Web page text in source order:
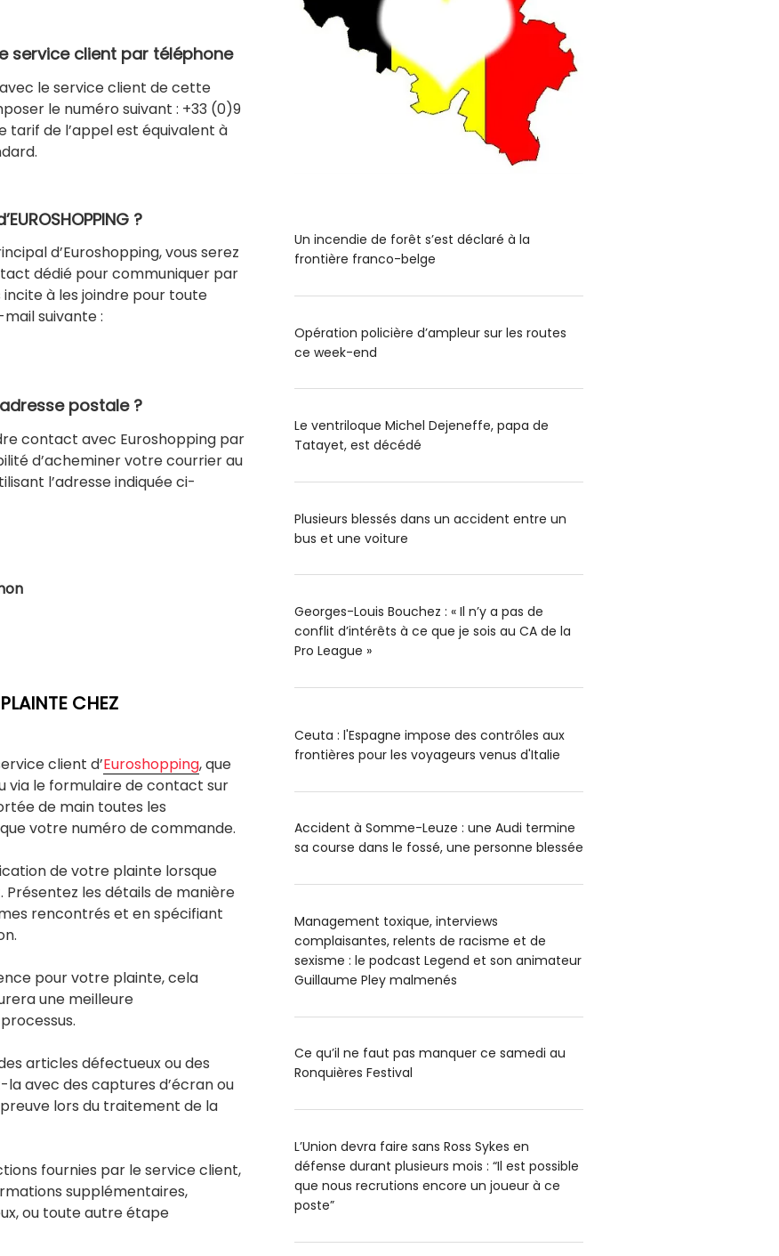
service client par téléphone
le service client de cette
le numéro suivant : +33 (0)9
Le tarif de l’appel est équivalent à
?
d’Euroshopping, vous serez
dédié pour communiquer par
à les joindre pour toute
suivante :
postale ?
contact avec Euroshopping par
d’acheminer votre courrier au
l’adresse indiquée ci-
CHEZ
client d’Euroshopping, que
via le formulaire de contact sur
de main toutes les
votre numéro de commande.
de votre plainte lorsque
les détails de manière
rencontrés et en spécifiant
pour votre plainte, cela
une meilleure
articles défectueux ou des
avec des captures d’écran ou
lors du traitement de la
fournies par le service client,
supplémentaires,
ou toute autre étape
Un incendie de forêt s’est déclaré à la
frontière franco-belge
Opération policière d’ampleur sur les routes
ce week-end
Le ventriloque Michel Dejeneffe, papa de
Tatayet, est décédé
Plusieurs blessés dans un accident entre un
bus et une voiture
Georges-Louis Bouchez : « Il n’y a pas de
conflit d’intérêts à ce que je sois au CA de la
Pro League »
Ceuta : l'Espagne impose des contrôles aux
frontières pour les voyageurs venus d'Italie
Accident à Somme-Leuze : une Audi termine
sa course dans le fossé, une personne blessée
Management toxique, interviews
complaisantes, relents de racisme et de
sexisme : le podcast Legend et son animateur
Guillaume Pley malmenés
Ce qu’il ne faut pas manquer ce samedi au
Ronquières Festival
L’Union devra faire sans Ross Sykes en
défense durant plusieurs mois : “Il est possible
que nous recrutions encore un joueur à ce
poste”